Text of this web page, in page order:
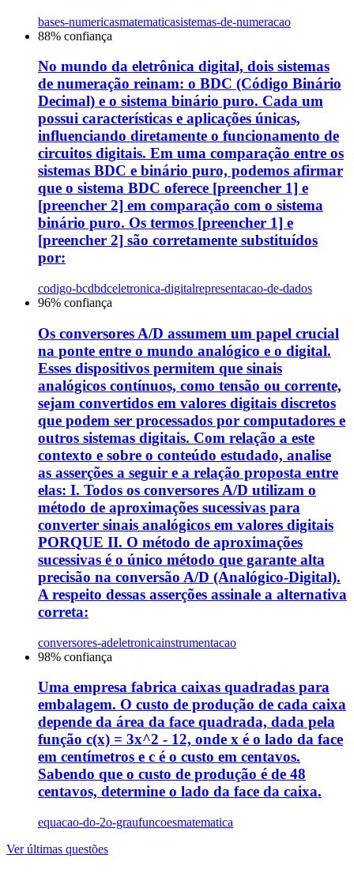
bases-numericasmatematicasistemas-de-numeracao
88% confiança
No mundo da eletrônica digital, dois sistemas
de numeração reinam: o BDC (Código Binário
Decimal) e o sistema binário puro. Cada um
possui características e aplicações únicas,
influenciando diretamente o funcionamento de
circuitos digitais. Em uma comparação entre os
sistemas BDC e binário puro, podemos afirmar
que o sistema BDC oferece [preencher 1] e
[preencher 2] em comparação com o sistema
binário puro. Os termos [preencher 1] e
[preencher 2] são corretamente substituídos
por:
codigo-bcdbdceletronica-digitalrepresentacao-de-dados
96% confiança
Os conversores A/D assumem um papel crucial
na ponte entre o mundo analógico e o digital.
Esses dispositivos permitem que sinais
analógicos contínuos, como tensão ou corrente,
sejam convertidos em valores digitais discretos
que podem ser processados por computadores e
outros sistemas digitais. Com relação a este
contexto e sobre o conteúdo estudado, analise
as asserções a seguir e a relação proposta entre
elas: I. Todos os conversores A/D utilizam o
método de aproximações sucessivas para
converter sinais analógicos em valores digitais
PORQUE II. O método de aproximações
sucessivas é o único método que garante alta
precisão na conversão A/D (Analógico-Digital).
A respeito dessas asserções assinale a alternativa
correta:
conversores-adeletronicainstrumentacao
98% confiança
Uma empresa fabrica caixas quadradas para
embalagem. O custo de produção de cada caixa
depende da área da face quadrada, dada pela
função c(x) = 3x^2 - 12, onde x é o lado da face
em centímetros e c é o custo em centavos.
Sabendo que o custo de produção é de 48
centavos, determine o lado da face da caixa.
equacao-do-2o-graufuncoesmatematica
Ver últimas questões